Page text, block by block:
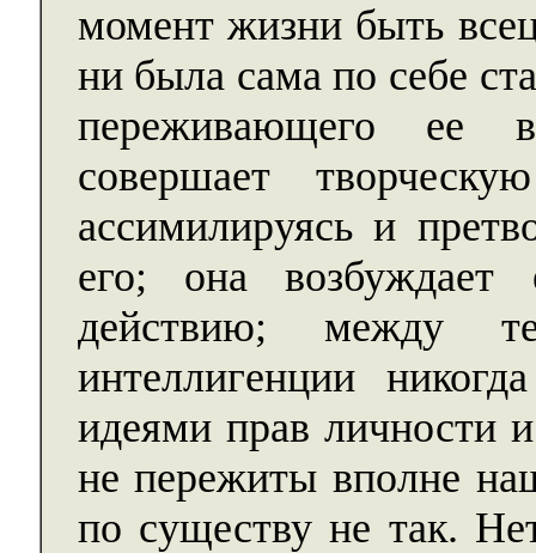
момент жизни быть
ни была сама по себе
переживающего ее
совершает
ассимилируясь и
его; она
действию; между
интеллигенции
идеями прав личности
не пережиты вполне
по существу не так.